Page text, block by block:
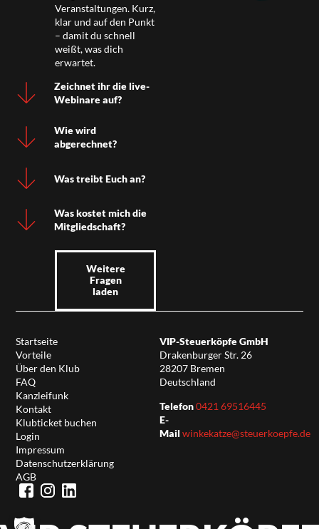
Veranstaltungen. Kurz,
klar und auf den Punkt
– damit du schnell
weißt, was dich
erwartet.
Zeichnet ihr die live-
Webinare auf?
Wie wird
abgerechnet?
Was treibt Euch an?
Was kostet mich die
Mitgliedschaft?
Weitere
Fragen
laden
Startseite
Vorteile
Über den Klub
FAQ
Kanzleifunk
Kontakt
Klubticket buchen
Login
Impressum
Datenschutzerklärung
AGB
VIP-Steuerköpfe GmbH
Drakenburger Str. 26
28207 Bremen
Deutschland
Telefon0421 69516445
E-
Mail winkekatze@steuerkoepfe.de